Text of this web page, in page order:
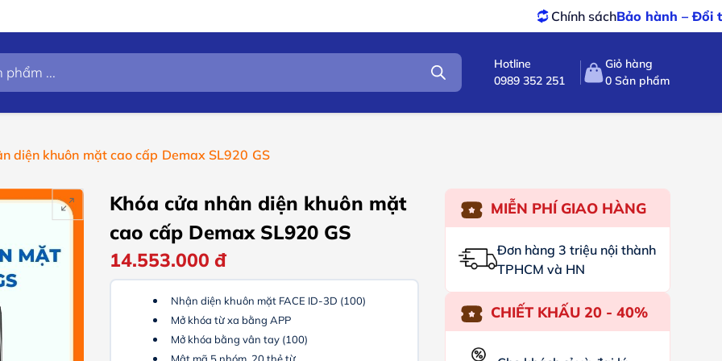
Bảo hành – Đổi trảtốt nhất
Hotline
0989 352 251
Giỏ hàng
0 Sản phẩm
diện khuôn mặt cao cấp Demax SL920 GS
Khóa cửa nhân diện khuôn mặt
cao cấp Demax SL920 GS
14.553.000đ
Nhận diện khuôn mặt FACE ID-3D (100)
Mở khóa từ xa bằng APP
Mở khóa bằng vân tay (100)
MIỄN PHÍ GIAO HÀNG
Đơn hàng 3 triệu nội thành
TPHCM và HN
CHIẾT KHẤU 20 - 40%